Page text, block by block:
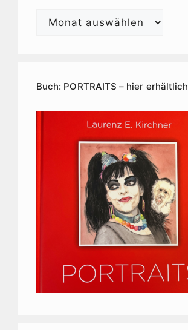
Laurenz
Buch: PORTRAITS – hier erhältlich